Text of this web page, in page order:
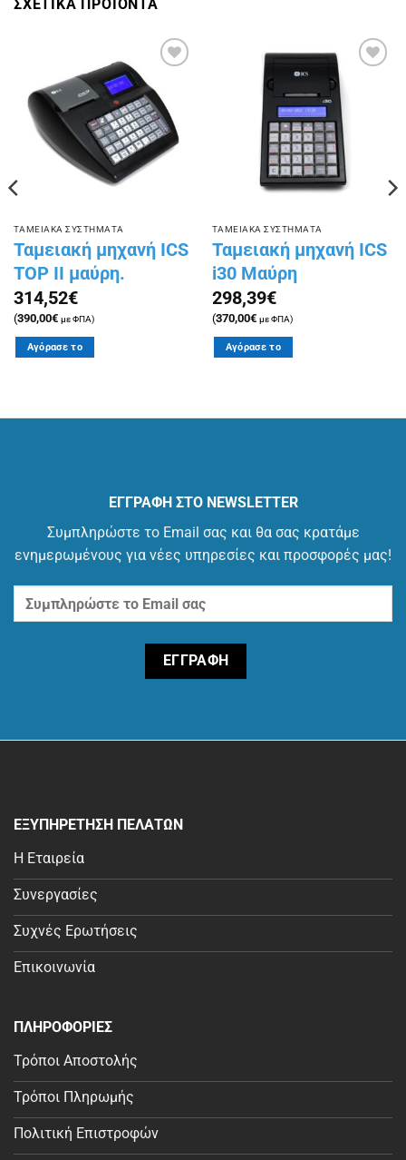
ΣΧΕΤΙΚΑ ΠΡΟΪΟΝΤΑ
Πρόσθήκη
στην
λίστα
επιθυμιών
ΤΑΜΕΙΑΚΑ ΣΥΣΤΗΜΑΤΑ
Ταμειακή μηχανή ICS
TOP II μαύρη.
314,52€
(390,00€ με ΦΠΑ)
Αγόρασε το
Πρόσθήκη
επιθυμιών
ΤΑΜΕΙΑΚΑ ΣΥΣΤΗΜΑΤΑ
Ταμειακή μηχανή ICS
i30 Μαύρη
298,39€
(370,00€ με ΦΠΑ)
Αγόρασε το
ΕΓΓΡΑΦΗ ΣΤΟ NEWSLETTER
Συμπληρώστε το Email σας και θα σας κρατάμε
ενημερωμένους για νέες υπηρεσίες και προσφορές μας!
ΕΞΥΠΗΡΕΤΗΣΗ ΠΕΛΑΤΩΝ
Η Εταιρεία
Συνεργασίες
Συχνές Ερωτήσεις
Επικοινωνία
ΠΛΗΡΟΦΟΡΙΕΣ
Τρόποι Αποστολής
Τρόποι Πληρωμής
Πολιτική Επιστροφών